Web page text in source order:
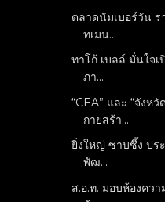
ตลาดนัมเบอร์วัน ร
ทเมน...
ทาโก้ เบลล์ มั่นใจ
ภา...
“CEA” และ “จังห
กายสร้า...
ยิ่งใหญ่ ซาบซึ้ง ปร
พัฒ...
ส.อ.ท. มอบห้องคว